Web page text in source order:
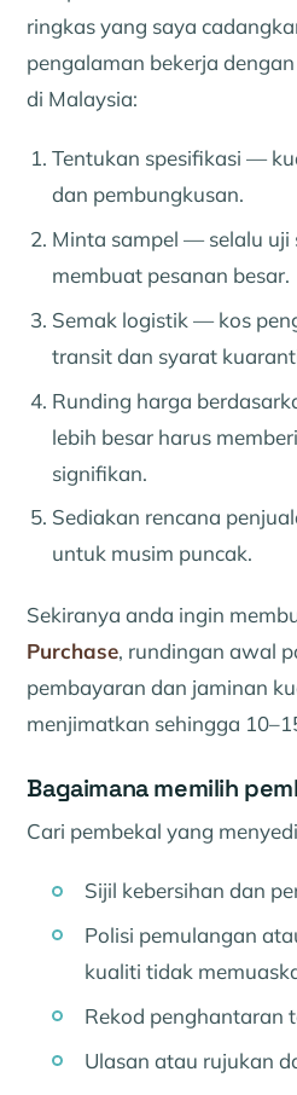
ringkas yang saya
pengalaman bekerja
di Malaysia:
Tentukan spesifikasi —
dan pembungkusan.
Minta sampel — selalu uji
membuat pesanan besar.
Semak logistik — kos
transit dan syarat
Runding harga
lebih besar harus
signifikan.
Sediakan rencana
untuk musim puncak.
Sekiranya anda ingin
Purchase, rundingan awal
pembayaran dan jaminan
menjimatkan sehingga
Bagaimana memilih
Cari pembekal yang
Sijil kebersihan dan
Polisi pemulangan
kualiti tidak
Rekod penghantaran
Ulasan atau rujukan